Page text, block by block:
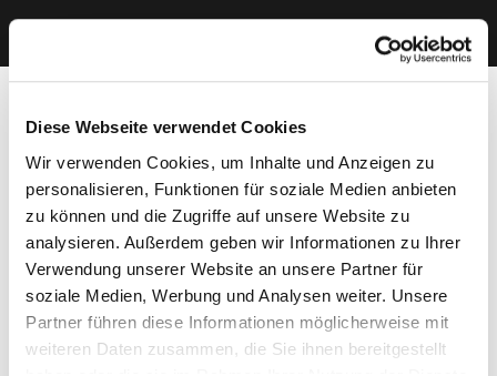
Diese Webseite verwendet Cookies
Wir verwenden Cookies, um Inhalte und Anzeigen zu
personalisieren, Funktionen für soziale Medien anbieten
zu können und die Zugriffe auf unsere Website zu
analysieren. Außerdem geben wir Informationen zu Ihrer
Verwendung unserer Website an unsere Partner für
soziale Medien, Werbung und Analysen weiter. Unsere
Partner führen diese Informationen möglicherweise mit
weiteren Daten zusammen, die Sie ihnen bereitgestellt